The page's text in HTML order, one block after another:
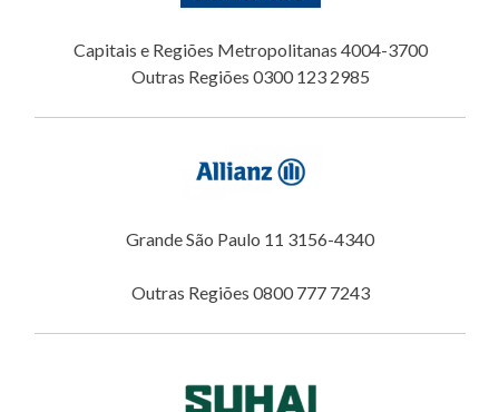
Capitais e Regiões Metropolitanas 4004-3700
Outras Regiões 0300 123 2985
Grande São Paulo 11 3156-4340
Outras Regiões 0800 777 7243